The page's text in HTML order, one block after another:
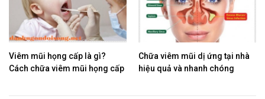
Viêm mũi họng cấp là gì?
Cách chữa viêm mũi họng cấp
Chữa viêm mũi dị ứng tại nhà
hiệu quả và nhanh chóng